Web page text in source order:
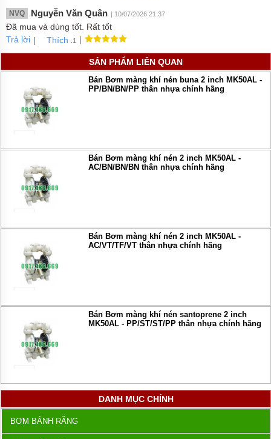
NVQ Nguyễn Văn Quân | 10/07/2026 21:37
Đã mua và dùng tốt. Rất tốt
Trả lời | Thích .1 |
SẢN PHẨM LIÊN QUAN
Bán Bơm màng khí nén buna 2 inch MK50AL -
PP/BN/BN/PP thân nhựa chính hãng
Bán Bơm màng khí nén 2 inch MK50AL -
AC/BN/BN/BN thân nhựa chính hãng
Bán Bơm màng khí nén 2 inch MK50AL -
AC/VT/TF/VT thân nhựa chính hãng
Bán Bơm màng khí nén santoprene 2 inch
MK50AL - PP/ST/ST/PP thân nhựa chính hãng
DANH MỤC CHÍNH
BƠM BÁNH RĂNG